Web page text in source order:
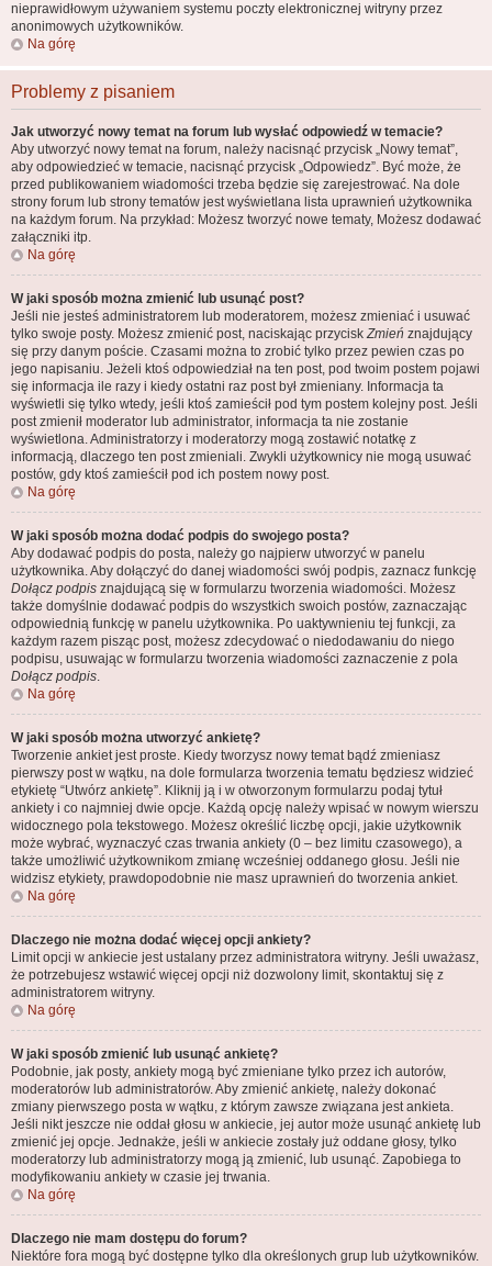
nieprawidłowym używaniem systemu poczty elektronicznej witryny przez
anonimowych użytkowników.
Na górę
Problemy z pisaniem
Jak utworzyć nowy temat na forum lub wysłać odpowiedź w temacie?
Aby utworzyć nowy temat na forum, należy nacisnąć przycisk „Nowy temat”,
aby odpowiedzieć w temacie, nacisnąć przycisk „Odpowiedz”. Być może, że
przed publikowaniem wiadomości trzeba będzie się zarejestrować. Na dole
strony forum lub strony tematów jest wyświetlana lista uprawnień użytkownika
na każdym forum. Na przykład: Możesz tworzyć nowe tematy, Możesz dodawać
załączniki itp.
Na górę
W jaki sposób można zmienić lub usunąć post?
Jeśli nie jesteś administratorem lub moderatorem, możesz zmieniać i usuwać
tylko swoje posty. Możesz zmienić post, naciskając przyciskZmień znajdujący
się przy danym poście. Czasami można to zrobić tylko przez pewien czas po
jego napisaniu. Jeżeli ktoś odpowiedział na ten post, pod twoim postem pojawi
się informacja ile razy i kiedy ostatni raz post był zmieniany. Informacja ta
wyświetli się tylko wtedy, jeśli ktoś zamieścił pod tym postem kolejny post. Jeśli
post zmienił moderator lub administrator, informacja ta nie zostanie
wyświetlona. Administratorzy i moderatorzy mogą zostawić notatkę z
informacją, dlaczego ten post zmieniali. Zwykli użytkownicy nie mogą usuwać
postów, gdy ktoś zamieścił pod ich postem nowy post.
Na górę
W jaki sposób można dodać podpis do swojego posta?
Aby dodawać podpis do posta, należy go najpierw utworzyć w panelu
użytkownika. Aby dołączyć do danej wiadomości swój podpis, zaznacz funkcję
Dołącz podpis znajdującą się w formularzu tworzenia wiadomości. Możesz
także domyślnie dodawać podpis do wszystkich swoich postów, zaznaczając
odpowiednią funkcję w panelu użytkownika. Po uaktywnieniu tej funkcji, za
każdym razem pisząc post, możesz zdecydować o niedodawaniu do niego
podpisu, usuwając w formularzu tworzenia wiadomości zaznaczenie z pola
Dołącz podpis.
Na górę
W jaki sposób można utworzyć ankietę?
Tworzenie ankiet jest proste. Kiedy tworzysz nowy temat bądź zmieniasz
pierwszy post w wątku, na dole formularza tworzenia tematu będziesz widzieć
etykietę “Utwórz ankietę”. Kliknij ją i w otworzonym formularzu podaj tytuł
ankiety i co najmniej dwie opcje. Każdą opcję należy wpisać w nowym wierszu
widocznego pola tekstowego. Możesz określić liczbę opcji, jakie użytkownik
może wybrać, wyznaczyć czas trwania ankiety (0 – bez limitu czasowego), a
także umożliwić użytkownikom zmianę wcześniej oddanego głosu. Jeśli nie
widzisz etykiety, prawdopodobnie nie masz uprawnień do tworzenia ankiet.
Na górę
Dlaczego nie można dodać więcej opcji ankiety?
Limit opcji w ankiecie jest ustalany przez administratora witryny. Jeśli uważasz,
że potrzebujesz wstawić więcej opcji niż dozwolony limit, skontaktuj się z
administratorem witryny.
Na górę
W jaki sposób zmienić lub usunąć ankietę?
Podobnie, jak posty, ankiety mogą być zmieniane tylko przez ich autorów,
moderatorów lub administratorów. Aby zmienić ankietę, należy dokonać
zmiany pierwszego posta w wątku, z którym zawsze związana jest ankieta.
Jeśli nikt jeszcze nie oddał głosu w ankiecie, jej autor może usunąć ankietę lub
zmienić jej opcje. Jednakże, jeśli w ankiecie zostały już oddane głosy, tylko
moderatorzy lub administratorzy mogą ją zmienić, lub usunąć. Zapobiega to
modyfikowaniu ankiety w czasie jej trwania.
Na górę
Dlaczego nie mam dostępu do forum?
Niektóre fora mogą być dostępne tylko dla określonych grup lub użytkowników.